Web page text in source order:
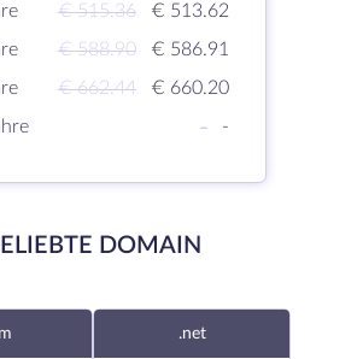
€ 515.36
€ 513.62
€ 588.90
€ 586.91
€ 662.44
€ 660.20
- -
DOMAIN
.net